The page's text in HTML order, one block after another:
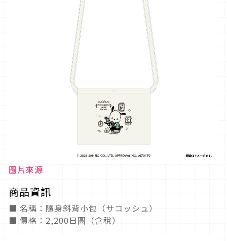
圖片來源
商品資訊
■ 名稱：隨身斜背小包（サコッシュ）
■ 價格：2,200日圓（含稅）